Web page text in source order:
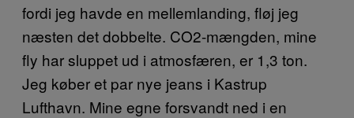
fordi jeg havde en mellemlanding, fløj jeg
næsten det dobbelte. CO2-mængden, mine
fly har sluppet ud i atmosfæren, er 1,3 ton.
Jeg køber et par nye jeans i Kastrup
Lufthavn. Mine egne forsvandt ned i en